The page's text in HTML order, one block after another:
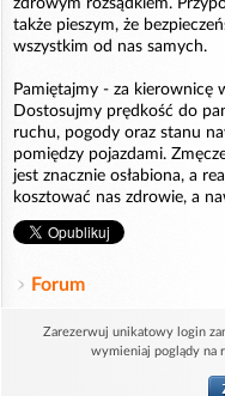
także pieszym, że
wszystkim od nas samych.
Pamiętajmy - za kierownicę
Dostosujmy prędkość do
ruchu, pogody oraz stanu
pomiędzy pojazdami.
jest znacznie osłabiona, a
kosztować nas zdrowie, a
Forum
Zarezerwuj unikatowy login
wymieniaj poglądy na